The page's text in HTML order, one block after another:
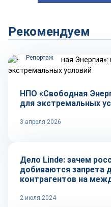
Рекомендуем
Репортаж
НПО «Свободная
для экстремальных
3 апреля 2026
Тренды
Дело Linde: зачем
добиваются запрета
контрагентов на
2 июля 2024
Репортаж